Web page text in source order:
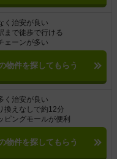
く治安が良い
まで徒歩で行ける
ェーンが多い
物件を探してもらう
く治安が良い
換えなしで約12分
ピングモールが便利
物件を探してもらう